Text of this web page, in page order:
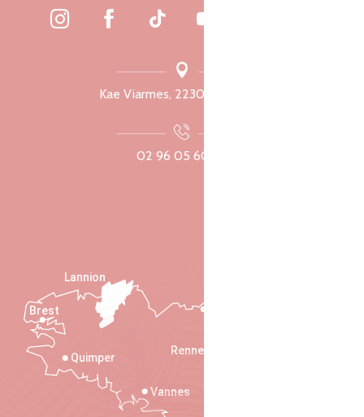
Kae Viarmes, 22300 Lannuon
02 96 05 60 70
Rennes
Vannes
Quimper
Lannion
Brest